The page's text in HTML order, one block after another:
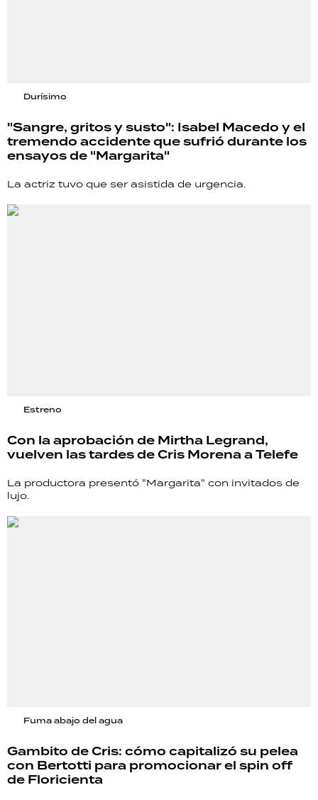
Durísimo
"Sangre, gritos y susto": Isabel Macedo y el
tremendo accidente que sufrió durante los
ensayos de "Margarita"
La actriz tuvo que ser asistida de urgencia.
Estreno
Con la aprobación de Mirtha Legrand,
vuelven las tardes de Cris Morena a Telefe
La productora presentó "Margarita" con invitados de
lujo.
Fuma abajo del agua
Gambito de Cris: cómo capitalizó su pelea
con Bertotti para promocionar el spin off
de Floricienta